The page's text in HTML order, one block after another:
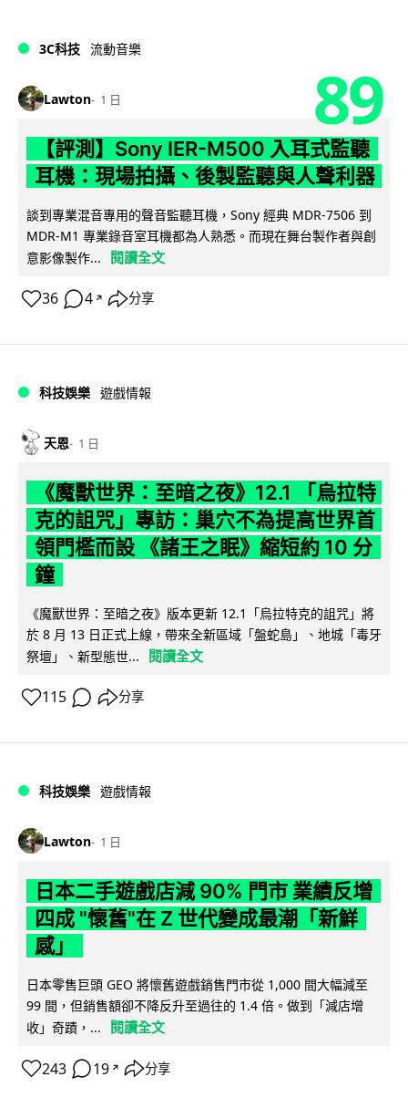
3C科技 流動音樂
Lawton 1 日 89
【評測】Sony IER-M500 入耳式監聽
耳機：現場拍攝、後製監聽與人聲利器
談到專業混音專用的聲音監聽耳機，Sony 經典 MDR-7506 到
MDR-M1 專業錄音室耳機都為人熟悉。而現在舞台製作者與創
意影像製作...
閱讀全文
36 4 ↗ 分享
科技娛樂 遊戲情報
天恩 1 日
《魔獸世界：至暗之夜》12.1 「烏拉特
克的詛咒」專訪：巢穴不為提高世界首
領門檻而設 《諸王之眠》縮短約 10 分
鐘
《魔獸世界：至暗之夜》版本更新 12.1「烏拉特克的詛咒」將
於 8 月 13 日正式上線，帶來全新區域「盤蛇島」、地城「毒牙
祭壇」、新型態世...
閱讀全文
115 分享
科技娛樂 遊戲情報
Lawton 1 日
日本二手遊戲店減 90% 門市 業績反增
四成 "懷舊"在 Z 世代變成最潮「新鮮
感」
日本零售巨頭 GEO 將懷舊遊戲銷售門市從 1,000 間大幅減至
99 間，但銷售額卻不降反升至過往的 1.4 倍。做到「減店增
收」奇蹟，...
閱讀全文
243 19 ↗ 分享